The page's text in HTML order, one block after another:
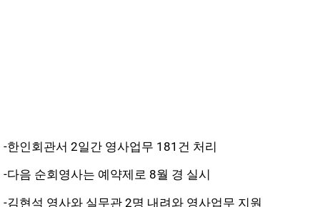
-한인회관서 2일간 영사업무 181건 처리
-다음 순회영사는 예약제로 8월 경 실시
-김현석 영사와 실무관 2명 내려와 영사업무 지원